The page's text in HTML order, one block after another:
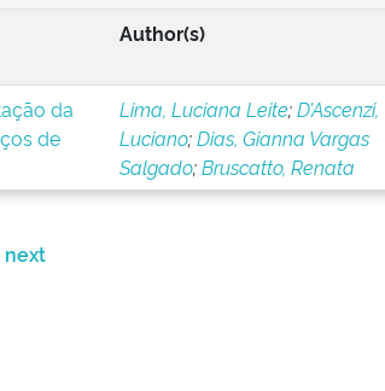
Author(s)
da
de
Lima, Luciana Leite;D’Ascenzi,
Luciano;Dias, Gianna Vargas
Salgado;Bruscatto, Renata
next